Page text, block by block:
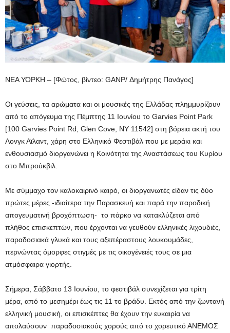
ΝΕΑ ΥΟΡΚΗ – [Φώτος, βίντεο: GANP/ Δημήτρης Πανάγος]
Οι γεύσεις, τα αρώματα και οι μουσικές της Ελλάδας πλημμυρίζουν
από το απόγευμα της Πέμπτης 11 Ιουνίου το Garvies Point Park
[100 Garvies Point Rd, Glen Cove, NY 11542] στη βόρεια ακτή του
Λονγκ Αϊλαντ, χάρη στο Ελληνικό Φεστιβάλ που με μεράκι και
ενθουσιασμό διοργανώνει η Κοινότητα της Αναστάσεως του Κυρίου
στο Μπρούκβιλ.
Με σύμμαχο τον καλοκαιρινό καιρό, οι διοργανωτές είδαν τις δύο
πρώτες μέρες -ιδιαίτερα την Παρασκευή και παρά την παροδική
απογευματινή βροχόπτωση- το πάρκο να κατακλύζεται από
πλήθος επισκεπτών, που έρχονται να γευθούν ελληνικές λιχουδιές,
παραδοσιακά γλυκά και τους αξεπέραστους λουκουμάδες,
περνώντας όμορφες στιγμές με τις οικογένειές τους σε μια
ατμόσφαιρα γιορτής.
Σήμερα, Σάββατο 13 Ιουνίου, το φεστιβάλ συνεχίζεται για τρίτη
μέρα, από το μεσημέρι έως τις 11 το βράδυ. Εκτός από την ζωντανή
ελληνική μουσική, οι επισκέπτες θα έχουν την ευκαιρία να
απολαύσουν παραδοσιακούς χορούς από το χορευτικό ΑΝΕΜΟΣ